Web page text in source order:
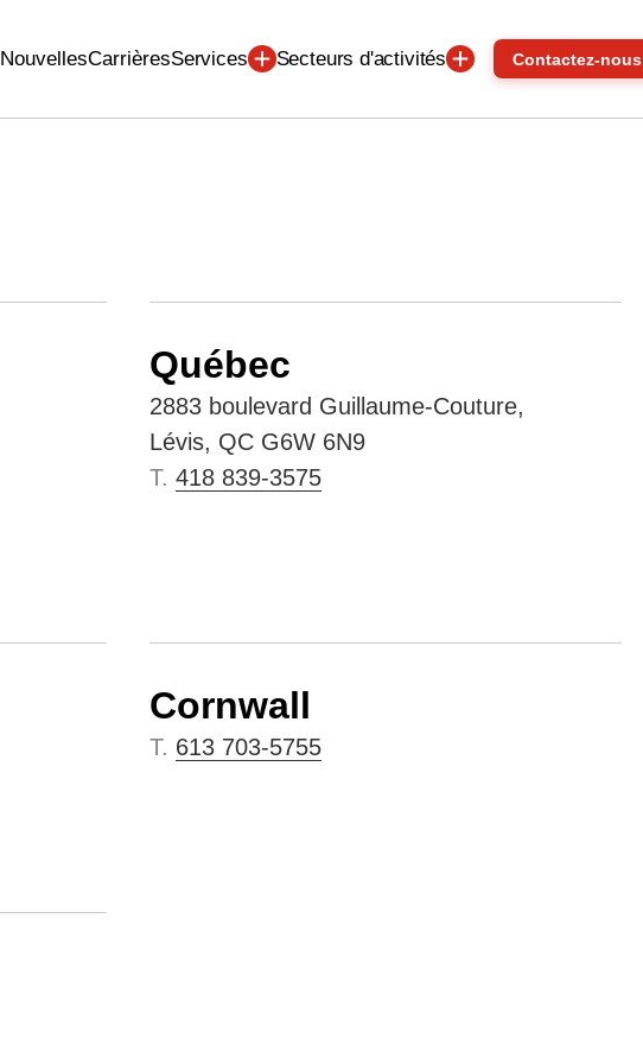
NouvellesCarrièresServices Secteurs d'activités Contactez-nous
Cliquez pour accepter les cookies marketing
Québec
2883 boulevard Guillaume-Couture,
Lévis, QC G6W 6N9
T. 418 839-3575
Cornwall
T. 613 703-5755